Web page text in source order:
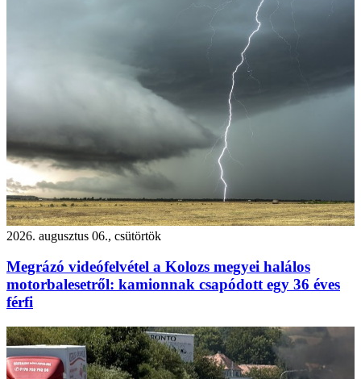
2026. augusztus 06., csütörtök
Megrázó videófelvétel a Kolozs megyei halálos
motorbalesetről: kamionnak csapódott egy 36 éves
férfi